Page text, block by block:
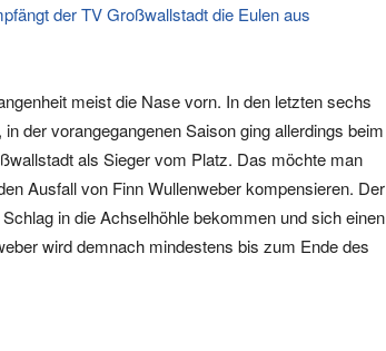
der TV Großwallstadt die Eulen aus
meist die Nase vorn. In den letzten sechs
der vorangegangenen Saison ging allerdings beim
als Sieger vom Platz. Das möchte man
Ausfall von Finn Wullenweber kompensieren. Der
in die Achselhöhle bekommen und sich einen
wird demnach mindestens bis zum Ende des